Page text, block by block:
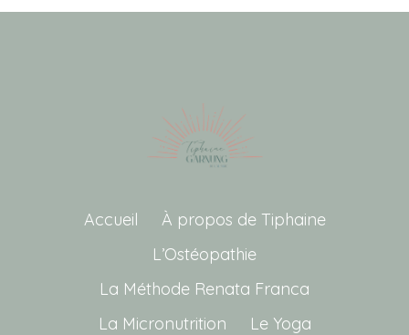
Accueil
À propos de Tiphaine
L’Ostéopathie
La Méthode Renata Franca
La Micronutrition
Le Yoga